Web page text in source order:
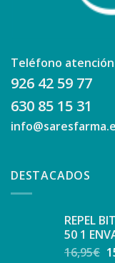
Teléfono
926 42 59 77
630 85 15 31
DESTACADOS
REPEL
50 1
16,95€